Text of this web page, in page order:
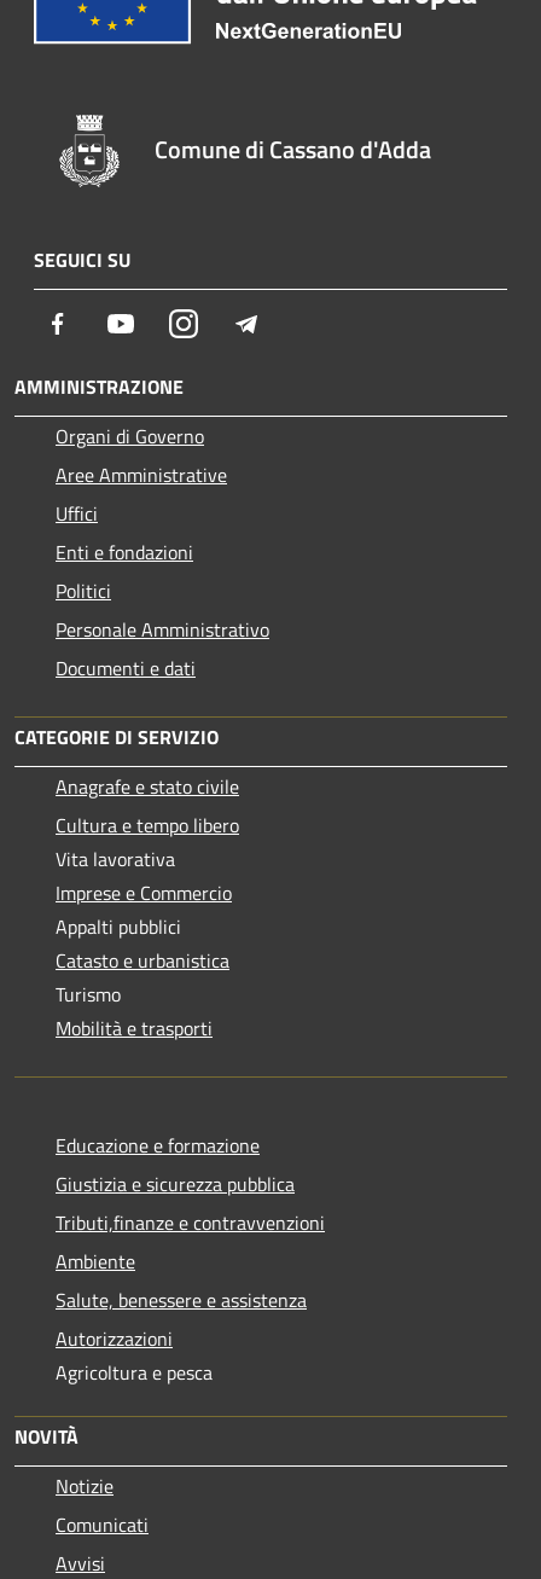
Comune di Cassano d'Adda
SEGUICI SU
Facebook YoutubeInstagram
AMMINISTRAZIONE
Organi di Governo
Aree Amministrative
Uffici
Enti e fondazioni
Politici
Personale Amministrativo
Documenti e dati
CATEGORIE DI SERVIZIO
Anagrafe e stato civile
Cultura e tempo libero
Vita lavorativa
Imprese e Commercio
Appalti pubblici
Catasto e urbanistica
Turismo
Mobilità e trasporti
Educazione e formazione
Giustizia e sicurezza pubblica
Tributi,finanze e contravvenzioni
Ambiente
Salute, benessere e assistenza
Autorizzazioni
Agricoltura e pesca
NOVITÀ
Notizie
Comunicati
Avvisi